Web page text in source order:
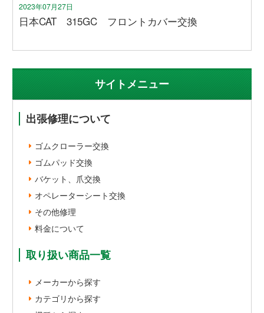
2023年07月27日
日本CAT 315GC フロントカバー交換
サイトメニュー
出張修理について
ゴムクローラー交換
ゴムパッド交換
バケット、爪交換
オペレーターシート交換
その他修理
料金について
取り扱い商品一覧
メーカーから探す
カテゴリから探す